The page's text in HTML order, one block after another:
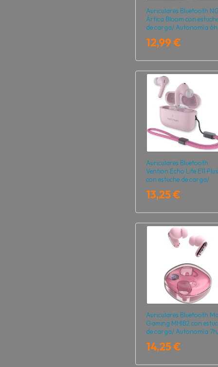
Auriculares Bluetooth
Ártica Bloom con
de carga/ Autonomía
12,99 €
Auriculares Bluetooth
Vention Echo Lite E11 Plus
con estuche de carga/
13,25 €
Auriculares Bluetooth
Gaming MHIB2 con
de carga/ Autonomía
14,25 €